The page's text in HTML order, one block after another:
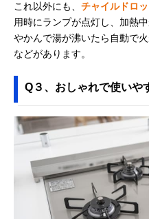
これ以外にも、 チャイルドロ
用時にランプが点灯し、加熱
やかんで湯が沸いたら自動で
などがあります。
Q３、おしゃれで使いや